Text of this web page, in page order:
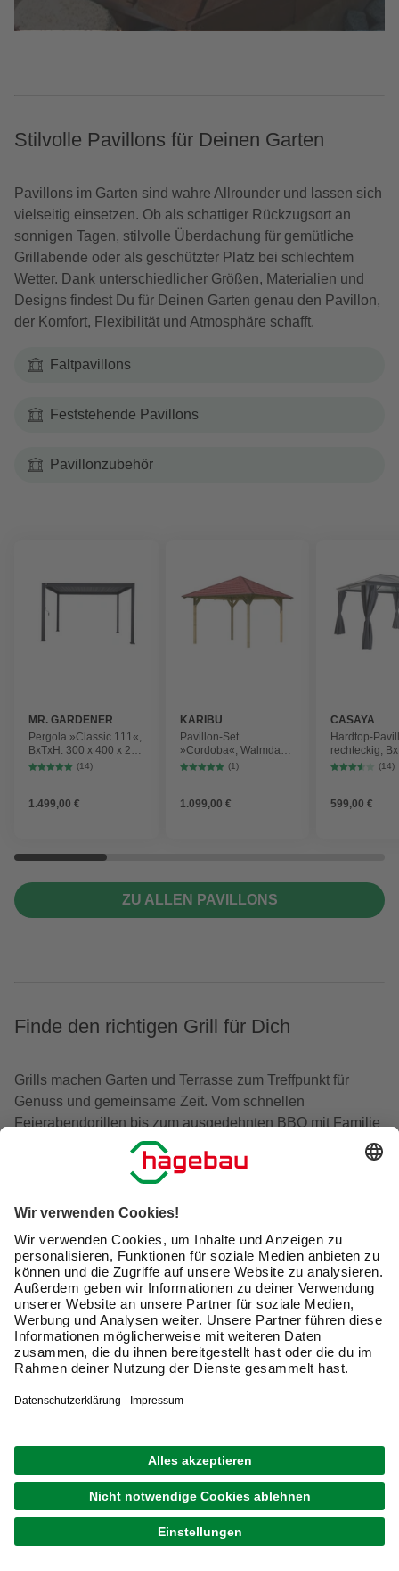
Stilvolle Pavillons für Deinen Garten
Pavillons im Garten sind wahre Allrounder und lassen sich
vielseitig einsetzen. Ob als schattiger Rückzugsort an
sonnigen Tagen, stilvolle Überdachung für gemütliche
Grillabende oder als geschützter Platz bei schlechtem
Wetter. Dank unterschiedlicher Größen, Materialien und
Designs findest Du für Deinen Garten genau den Pavillon,
der Komfort, Flexibilität und Atmosphäre schafft.
Faltpavillons
Feststehende Pavillons
Pavillonzubehör
MR. GARDENER
Pergola »Classic 111«,
BxTxH: 300 x 400 x 250
cm, für Basic Pergola
(14)
1.499,00 €
KARIBU
Pavillon-Set
»Cordoba«, Walmdach,
viereckig, BxHxT: 357 x
(1)
1.099,00 €
CASAYA
Hardtop-
rechteckig,
x 270 x 300(14)
599,00 €
ZU ALLEN PAVILLONS
Finde den richtigen Grill für Dich
Grills machen Garten und Terrasse zum Treffpunkt für
Genuss und gemeinsame Zeit. Vom schnellen
Feierabendgrillen bis zum ausgedehnten BBQ mit Familie
und Freunden bieten moderne Grilllösungen für jeden
Anspruch das passende Setup. Ob Smoker, Gasgrill oder
- hier findest Du die richtige Auswahl.
Elektrogrills
Holzkohlegrills
Smoker Grill